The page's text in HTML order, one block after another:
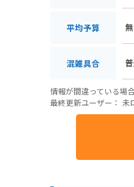
平均予算
混雑具合
情報が間違っている場合
最終更新ユーザー： 未